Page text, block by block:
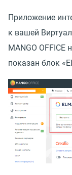
Приложение
к вашей
MANGO OFFICE
показан блок «